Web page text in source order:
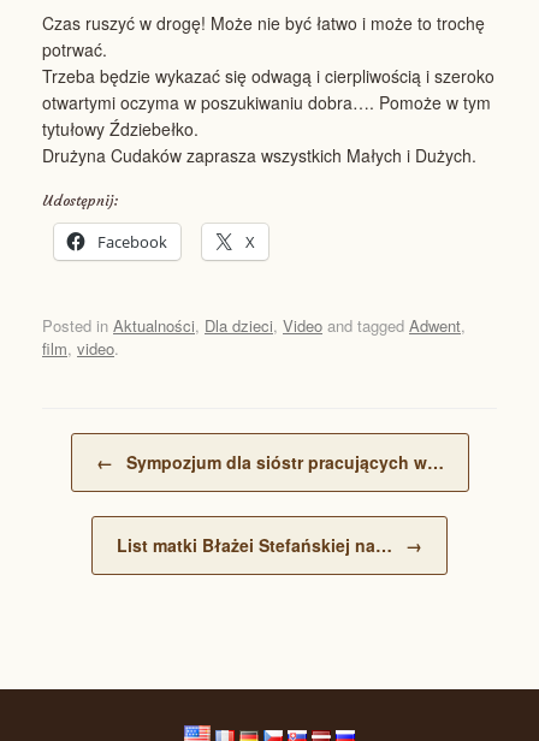
Czas ruszyć w drogę! Może nie być łatwo i może to trochę
potrwać.
Trzeba będzie wykazać się odwagą i cierpliwością i szeroko
otwartymi oczyma w poszukiwaniu dobra…. Pomoże w tym
tytułowy Ździebełko.
Drużyna Cudaków zaprasza wszystkich Małych i Dużych.
Udostępnij:
Facebook X
Posted in Aktualności, Dla dzieci, Video and tagged Adwent,
film, video.
← Sympozjum dla sióstr pracujących w…
List matki Błażei Stefańskiej na… →